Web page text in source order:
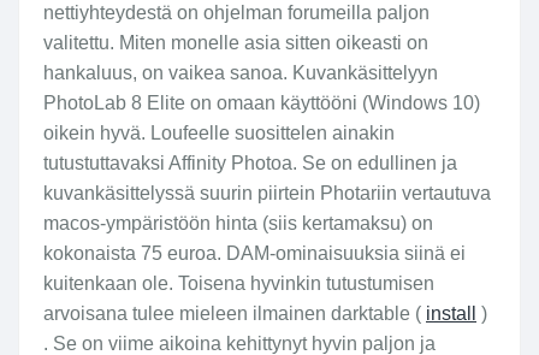
nettiyhteydestä on ohjelman forumeilla paljon
valitettu. Miten monelle asia sitten oikeasti on
hankaluus, on vaikea sanoa. Kuvankäsittelyyn
PhotoLab 8 Elite on omaan käyttööni (Windows 10)
oikein hyvä. Loufeelle suosittelen ainakin
tutustuttavaksi Affinity Photoa. Se on edullinen ja
kuvankäsittelyssä suurin piirtein Photariin vertautuva
macos-ympäristöön hinta (siis kertamaksu) on
kokonaista 75 euroa. DAM-ominaisuuksia siinä ei
kuitenkaan ole. Toisena hyvinkin tutustumisen
arvoisana tulee mieleen ilmainen darktable ( install
)
. Se on viime aikoina kehittynyt hyvin paljon ja